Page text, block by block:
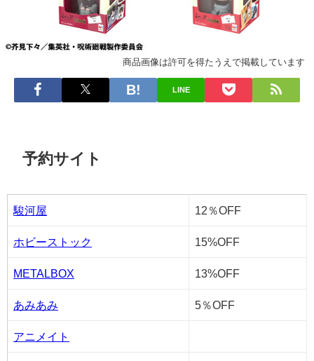
商品画像は許可を得たうえで掲載しています
LINE
予約サイト
駿河屋 12％OFF
ホビーストック 15%OFF
METALBOX 13%OFF
あみあみ 5％OFF
アニメイト